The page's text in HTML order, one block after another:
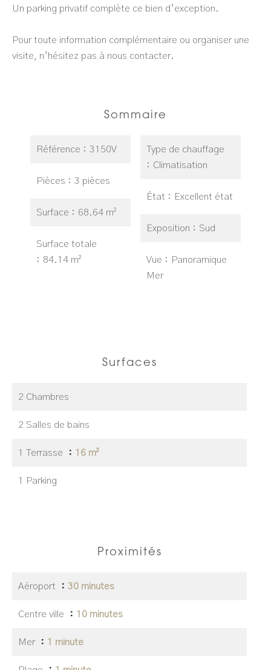
Un parking privatif complète ce bien d’exception.
Pour toute information complémentaire ou organiser une
visite, n’hésitez pas à nous contacter.
Sommaire
Référence 3150V
Pièces 3 pièces
Surface 68.64 m²
Surface totale
84.14 m²
Type de chauffage
Climatisation
État Excellent état
Exposition Sud
Vue
Panoramique
Mer
Surfaces
2 Chambres
2 Salles de bains
1 Terrasse 16 m²
1 Parking
Proximités
Aéroport 30 minutes
Centre ville 10 minutes
Mer 1 minute